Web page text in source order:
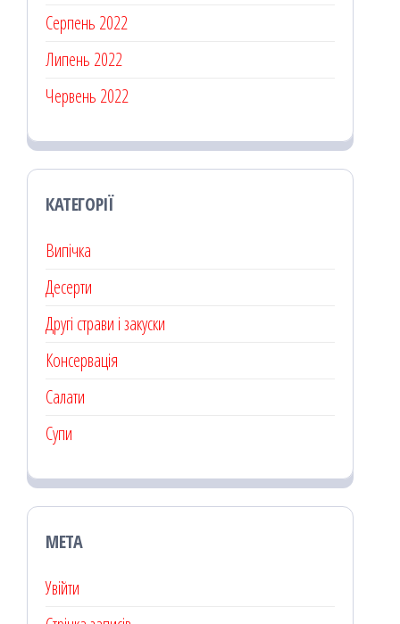
Серпень 2022
Липень 2022
Червень 2022
КАТЕГОРІЇ
Випічка
Десерти
Другі страви і закуски
Консервація
Салати
Супи
МЕТА
Увійти